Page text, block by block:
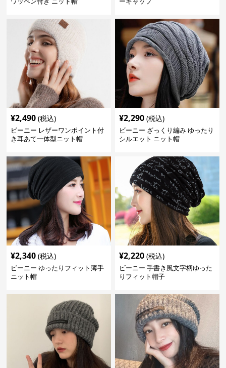
¥2,490 (税込)
ビーニー レザーワンポイント付
き耳あて一体型ニット帽
¥2,290 (税込)
ビーニー ざっくり編み ゆったり
シルエット ニット帽
¥2,340 (税込)
ビーニー ゆったりフィット薄手
ニット帽
¥2,220 (税込)
ビーニー 手書き風文字柄ゆった
りフィット帽子